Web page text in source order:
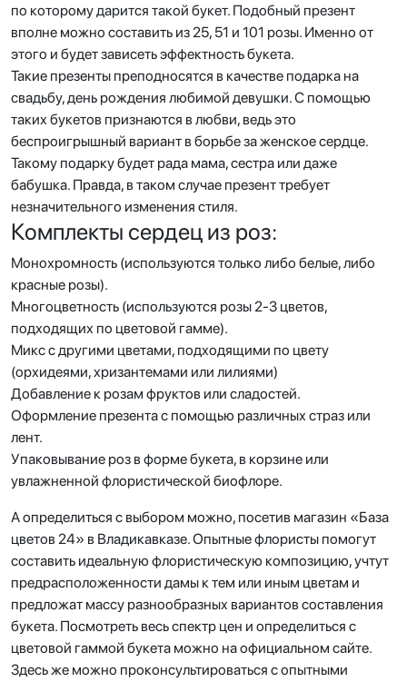
по которому дарится такой букет. Подобный презент
вполне можно составить из 25, 51 и 101 розы. Именно от
этого и будет зависеть эффектность букета.
Такие презенты преподносятся в качестве подарка на
свадьбу, день рождения любимой девушки. С помощью
таких букетов признаются в любви, ведь это
беспроигрышный вариант в борьбе за женское сердце.
Такому подарку будет рада мама, сестра или даже
бабушка. Правда, в таком случае презент требует
незначительного изменения стиля.
Комплекты сердец из роз:
Монохромность (используются только либо белые, либо
красные розы).
Многоцветность (используются розы 2-3 цветов,
подходящих по цветовой гамме).
Микс с другими цветами, подходящими по цвету
(орхидеями, хризантемами или лилиями)
Добавление к розам фруктов или сладостей.
Оформление презента с помощью различных страз или
лент.
Упаковывание роз в форме букета, в корзине или
увлажненной флористической биофлоре.
А определиться с выбором можно, посетив магазин «База
цветов 24» в Владикавказе. Опытные флористы помогут
составить идеальную флористическую композицию, учтут
предрасположенности дамы к тем или иным цветам и
предложат массу разнообразных вариантов составления
букета. Посмотреть весь спектр цен и определиться с
цветовой гаммой букета можно на официальном сайте.
Здесь же можно проконсультироваться с опытными